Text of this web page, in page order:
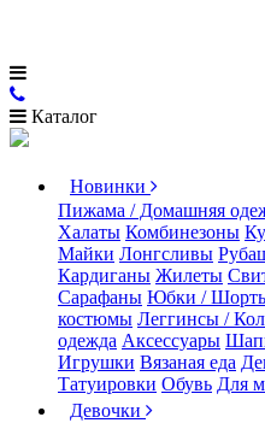
Каталог
Новинки
Пижама / Домашняя
Халаты Комбинезоны
Майки Лонгсливы
Кардиганы Жилеты
Сарафаны Юбки /
костюмы Леггинсы /
одежда Аксессуары
Игрушки Вязаная еда
Татуировки Обувь Для
Девочки